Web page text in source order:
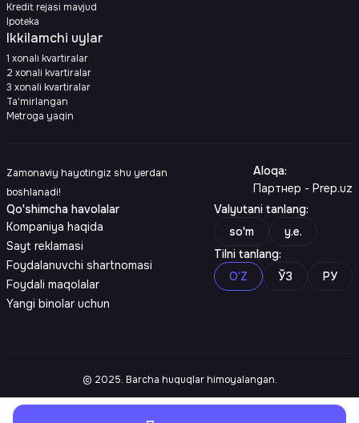
Kredit rejasi mavjud
Ipoteka
Ikkilamchi uylar
1 xonali kvartiralar
2 xonali kvartiralar
3 xonali kvartiralar
Ta'mirlangan
Metroga yaqin
Zamonaviy hayotingiz shu yerdan
boshlanadi!
Aloqa:
Партнер - Prep.uz
Qo'shimcha havolalar
Kompaniya haqida
Sayt reklamasi
Foydalanuvchi shartnomasi
Foydali maqolalar
Yangi binolar uchun
Valyutani tanlang:
so'm
y.e.
Tilni tanlang:
O‘Z
ЎЗ РУ
© 2025. Barcha huquqlar himoyalangan.